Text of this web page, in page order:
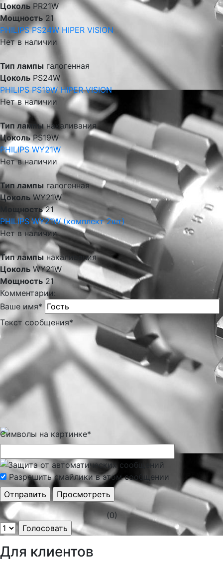
Цоколь PR21W
Мощность 21
PHILIPS PS24W HIPER VISION
Нет в наличии
Тип лампы галогенная
Цоколь PS24W
PHILIPS PS19W HIPER VISION
Нет в наличии
Тип лампынакаливания
ЦокольPS19W
PHILIPS WY21W
Нет в наличии
Тип лампы галогенная
ЦокольWY21W
Мощность21
PHILIPS WY21W (комплект 2шт)
Нет в наличии
Тип лампы накаливания
Цоколь WY21W
Мощность 21
Комментарии:
Ваше имя*
Текст сообщения*
Символы на картинке*
Разрешить смайлики в этом сообщении
(0)
Для клиентов